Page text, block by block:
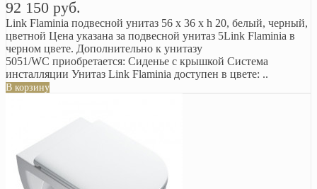
92 150 руб.
Link Flaminia подвесной унитаз 56 x 36 x h 20, белый, черный,
цветной Цена указана за подвесной унитаз 5Link Flaminia в
черном цвете. Дополнительно к унитазу
5051/WC приобретается: Сиденье с крышкой Система
инсталляции Унитаз Link Flaminia доступен в цвете: ..
В корзину